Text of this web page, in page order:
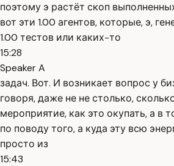
поэтому э растёт скоп
вот эти 1.00 агентов, которые, э,
1.00 тестов или каких-то
15:28
Speaker A
задач. Вот. И возникает вопрос у
говоря, даже не не столько,
мероприятие, как это окупать, а в
по поводу того, а куда эту всю
просто из
15:43